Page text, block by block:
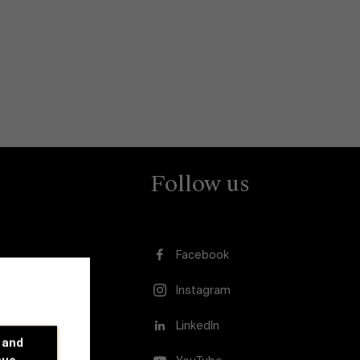
Follow us
Facebook
Instagram
LinkedIn